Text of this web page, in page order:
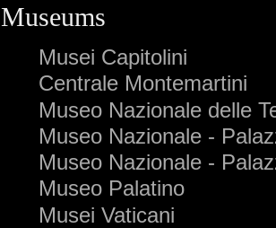
Museums
Musei Capitolini
Centrale Montemartini
Museo Nazionale delle
Museo Nazionale -
Museo Nazionale -
Museo Palatino
Musei Vaticani